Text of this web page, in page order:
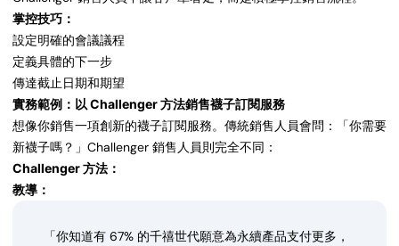
掌控技巧：
設定明確的會議議程
定義具體的下一步
傳達截止日期和期望
實務範例：以 Challenger 方法銷售襪子訂閱服務
想像你銷售一項創新的襪子訂閱服務。傳統銷售人員會問：「你需要
新襪子嗎？」Challenger 銷售人員則完全不同：
Challenger 方法：
教導：
「你知道有 67% 的千禧世代願意為永續產品支付更多，